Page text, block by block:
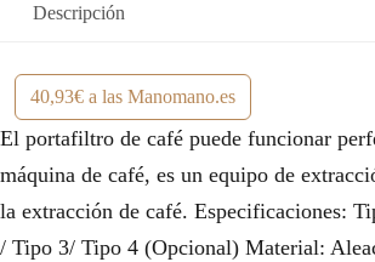
Descripción
40,93€ a las Manomano.es
El portafiltro de café puede funcionar
máquina de café, es un equipo de
la extracción de café. Especificaciones:
/ Tipo 3/ Tipo 4 (Opcional) Material: